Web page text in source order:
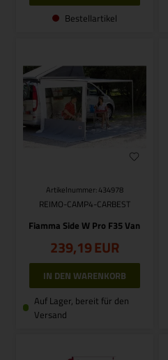
Bestellartikel
Artikelnummer: 434978
REIMO-CAMP4-CARBEST
Fiamma Side W Pro F35 Van
239,19EUR
Auf Lager, bereit für den
Versand